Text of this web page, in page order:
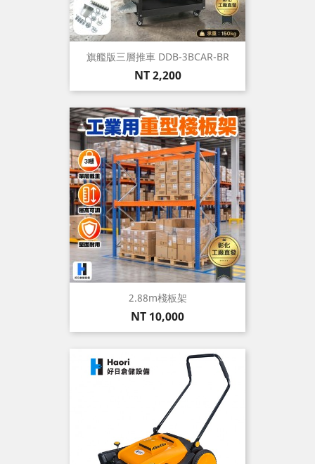
旗艦版三層推車 DDB-3BCAR-BR
價
格
NT 2,200
2.88m棧板架
價
格
NT 10,000